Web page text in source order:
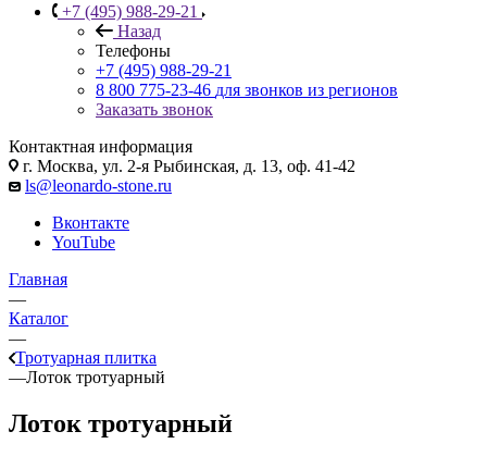
+7 (495) 988-29-21
Назад
Телефоны
+7 (495) 988-29-21
8 800 775-23-46 для звонков из регионов
Заказать звонок
Контактная информация
г. Москва, ул. 2-я Рыбинская, д. 13, оф. 41-42
ls@leonardo-stone.ru
Вконтакте
YouTube
Главная
—
Каталог
—
Тротуарная плитка
—Лоток тротуарный
Лоток тротуарный